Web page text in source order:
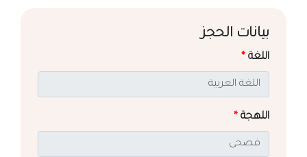
بيانات الحجز
اللغة *
اللهجة *